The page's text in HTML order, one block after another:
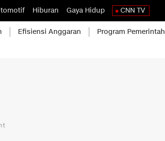
Hiburan Gaya Hidup CNN TV
Efisiensi Anggaran Program Pemerintah